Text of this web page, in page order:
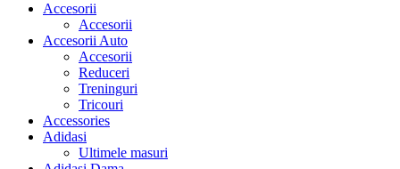
Accesorii
Accesorii
Accesorii Auto
Accesorii
Reduceri
Treninguri
Tricouri
Accessories
Adidasi
Ultimele masuri